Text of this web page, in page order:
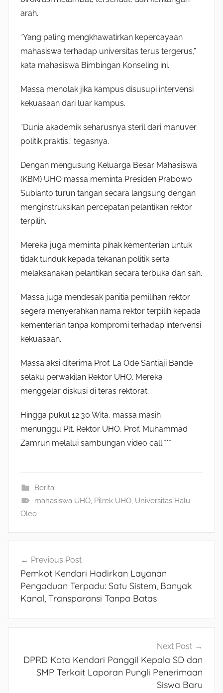
arah.
“Yang paling mengkhawatirkan kepercayaan
mahasiswa terhadap universitas terus tergerus,”
kata mahasiswa Bimbingan Konseling ini.
Massa menolak jika kampus disusupi intervensi
kekuasaan dari luar kampus.
“Dunia akademik seharusnya steril dari manuver
politik praktis,” tegasnya.
Dengan mengusung Keluarga Besar Mahasiswa
(KBM) UHO massa meminta Presiden Prabowo
Subianto turun tangan secara langsung dengan
menginstruksikan percepatan pelantikan rektor
terpilih.
Mereka juga meminta pihak kementerian untuk
tidak tunduk kepada tekanan politik serta
melaksanakan pelantikan secara terbuka dan sah.
Massa juga mendesak panitia pemilihan rektor
segera menyerahkan nama rektor terpilih kepada
kementerian tanpa kompromi terhadap intervensi
kekuasaan.
Massa aksi diterima Prof. La Ode Santiaji Bande
selaku perwakilan Rektor UHO. Mereka
menggelar diskusi di teras rektorat.
Hingga pukul 12.30 Wita, massa masih
menunggu Plt. Rektor UHO, Prof. Muhammad
Zamrun melalui sambungan video call.***
Berita
mahasiswa UHO, Pilrek UHO, Universitas Halu
Oleo
Navigasi
pos
Previous Post
Pemkot Kendari Hadirkan Layanan
Pengaduan Terpadu: Satu Sistem, Banyak
Kanal, Transparansi Tanpa Batas
Next Post
DPRD Kota Kendari Panggil Kepala SD dan
SMP Terkait Laporan Pungli Penerimaan
Siswa Baru